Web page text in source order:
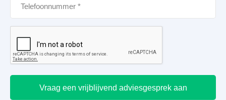
Vraag een vrijblijvend adviesgesprek aan